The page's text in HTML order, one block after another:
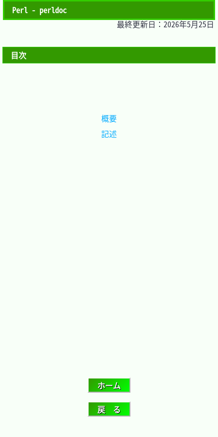
Perl - perldoc
最終更新日：2026年5月25日
目次
概要
記述